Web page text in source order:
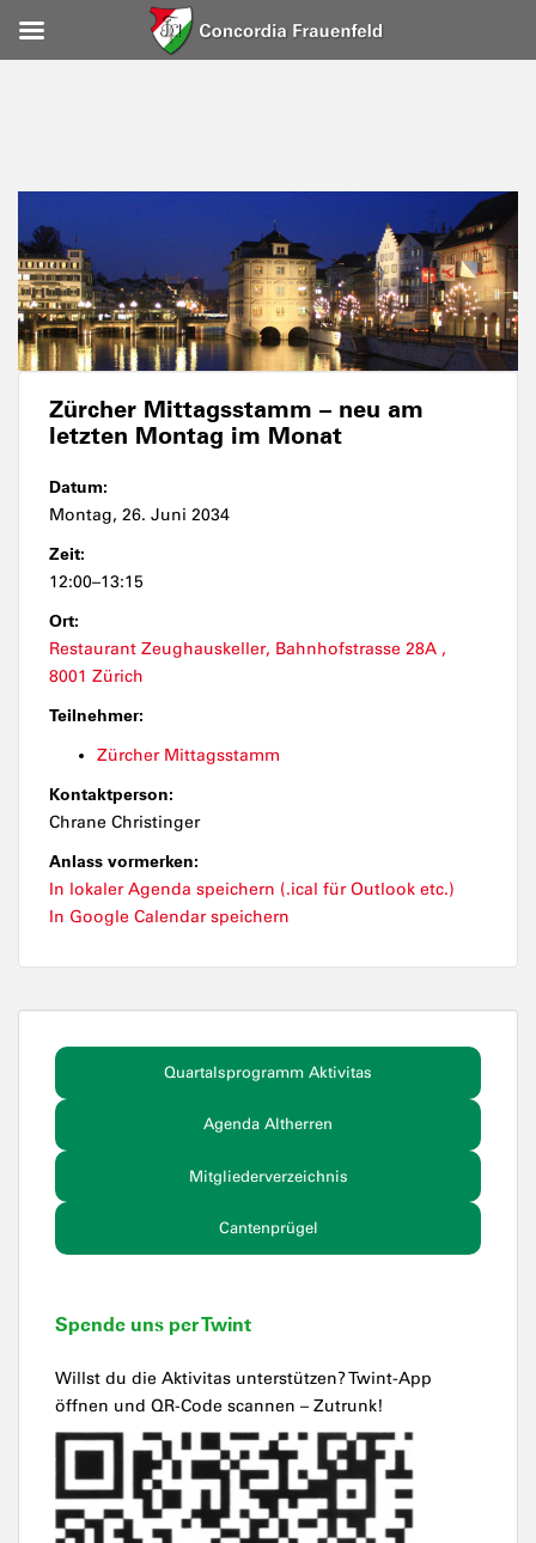
Zürcher Mittagsstamm – neu am
letzten Montag im Monat
Datum:
Montag, 26. Juni 2034
Zeit:
12:00–13:15
Ort:
Restaurant Zeughauskeller, Bahnhofstrasse 28A ,
8001 Zürich
Teilnehmer:
Zürcher Mittagsstamm
Kontaktperson:
Chrane Christinger
Anlass vormerken:
In lokaler Agenda speichern (.ical für Outlook etc.)
In Google Calendar speichern
Quartalsprogramm Aktivitas
Agenda Altherren
Mitgliederverzeichnis
Cantenprügel
Spende uns per Twint
Willst du die Aktivitas unterstützen? Twint-App
öffnen und QR-Code scannen – Zutrunk!